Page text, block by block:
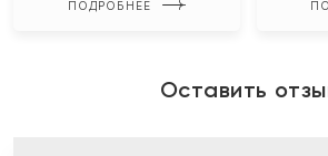
ПОДРОБНЕЕ
Оставить